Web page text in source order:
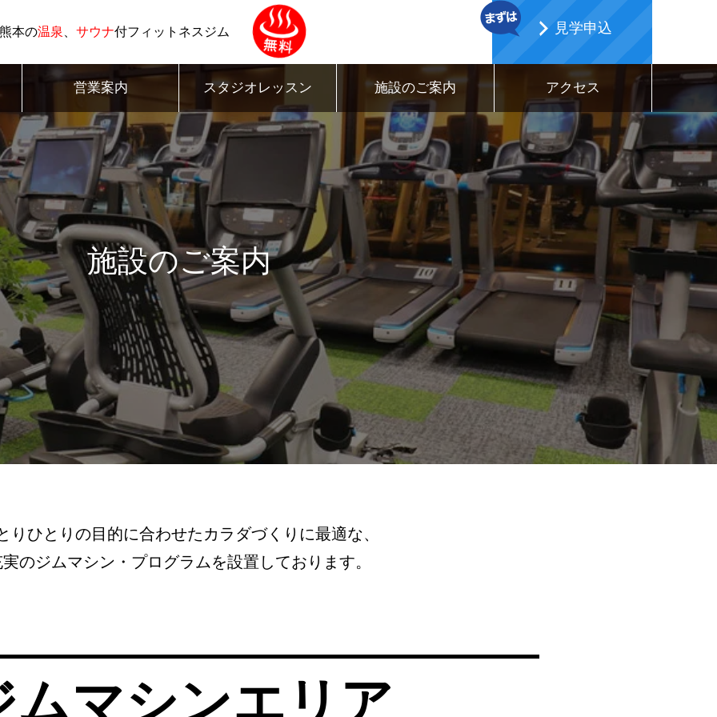
本の温泉 サウナ付フィットネスジム 見学申込
営業案内 スタジオレッスン 施設のご案内 アクセス
施設のご案内
りひとりの目的に合わせたカラダづくりに最適な、
のジムマシン・プログラムを設置しております。
ムマシンエリア